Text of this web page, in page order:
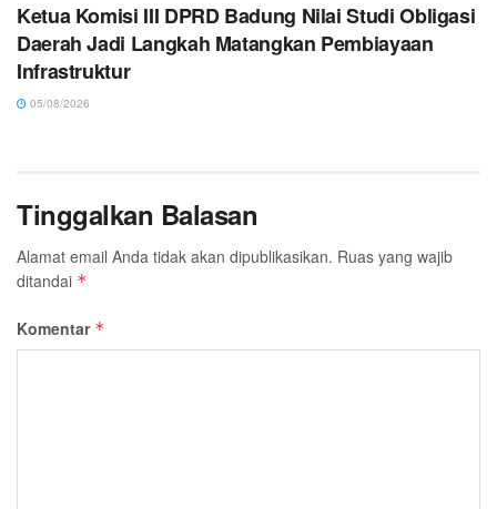
Ketua Komisi III DPRD Badung Nilai Studi Obligasi
Daerah Jadi Langkah Matangkan Pembiayaan
Infrastruktur
05/08/2026
Tinggalkan Balasan
Alamat email Anda tidak akan dipublikasikan. Ruas yang wajib
ditandai *
Komentar *